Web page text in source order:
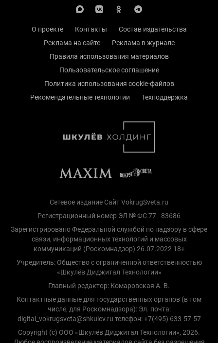
О проекте Контакты
Состав издательства
Реклама на сайте
Реклама в журнале
Правила использования материалов
Пользовательское соглашение
Политика использования cookie-файлов
Рекомендательные технологии
Техподдержка
Сетевое издание Сайт VokrugSveta.ru
Регистрационный номер ЭЛ № ФС 77 - 83686
Зарегистрировано Федеральной службой по надзору в сфере
связи, информационных технологий и массовых
коммуникаций (Роскомнадзор) 26.07.2022 18+
Учредитель: Общество с ограниченной ответственностью
«Шкулёв Диджитал Технологии»
Главный редактор: Комаровская А. В.
Контактные данные для государственных органов (в том
числе, для Роскомнадзора): Эл. почта:
digital_vokrugsveta@shkulev.ru телефон: +7(495) 633-57-57
Copyright (с) ООО «Шкулёв Диджитал Технологии», 2026.